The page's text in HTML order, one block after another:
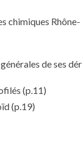
chimiques Rhône-
de ses
(p.11)
(p.19)